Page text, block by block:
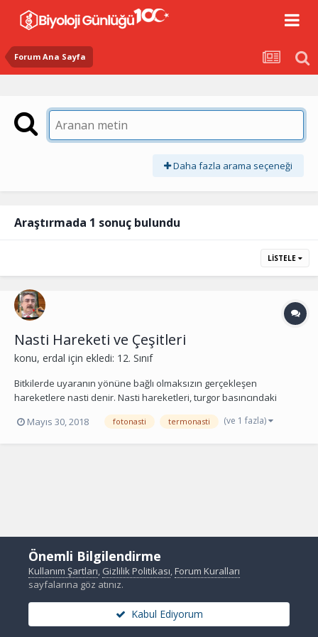
Forum Ana Sayfa
Daha fazla arama seçeneği
Araştırmada 1 sonuç bulundu
LISTELE
Nasti Hareketi ve Çeşitleri
konu, erdal için ekledi: 12. Sınıf
Bitkilerde uyaranın yönüne bağlı olmaksızın gerçekleşen
hareketlere nasti denir. Nasti hareketleri, turgor basıncındaki
değişmelerle sağlanır. Nasti hareketlerinde, uyartı hangi yönden
gelirse gelsin bitki bütün kısımları ile uyarana tepki gösterir.
Mayıs 30, 2018 fotonasti termonasti (ve 1 fazla)
Önemli Bilgilendirme
Kullanım Şartları, Gizlilik Politikası,Forum Kuralları
sayfalarına göz atınız.
Kabul Ediyorum